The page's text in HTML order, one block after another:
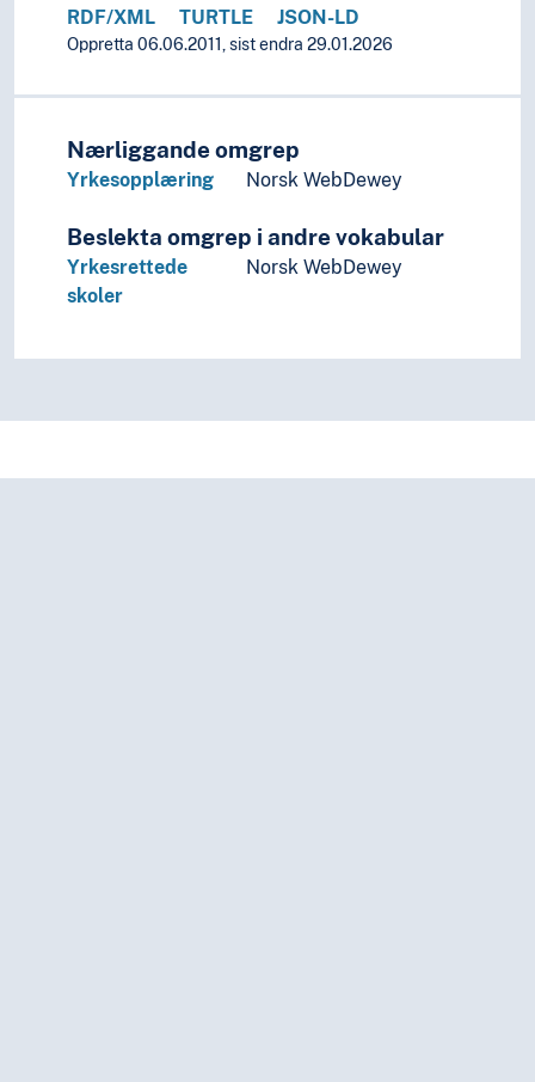
RDF/XML TURTLE JSON-LD
Oppretta 06.06.2011, sist endra 29.01.2026
Nærliggande omgrep
Yrkesopplæring Norsk WebDewey
Beslekta omgrep i andre vokabular
Yrkesrettede
skoler
Norsk WebDewey